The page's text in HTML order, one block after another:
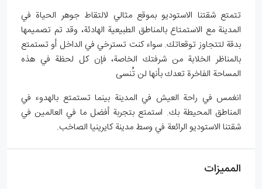
تتمتع شقتنا الاستوديو بموقع مثالي لالتقاط جوهر الحياة في
المدينة مع الاستمتاع بالمناطق الطبيعية الهادئة، وقد تم تصميمها
بدقة لتتجاوز توقعاتك. سواء كنت تسترخي في الداخل أو تستمتع
بالمناظر الخلابة من شرفتك الخاصة، فإن كل لحظة في هذه
المساحة الفاخرة تعدك بأنها لن تُنسى
انغمس في راحة العيش في المدينة بينما تستمتع بالهدوء في
المناطق المحيطة بك. استمتع بتجربة أفضل ما في العالمين في
شقتنا الاستوديو الرائعة في وسط مدينة كايرينيا الصاخب.
المميزات